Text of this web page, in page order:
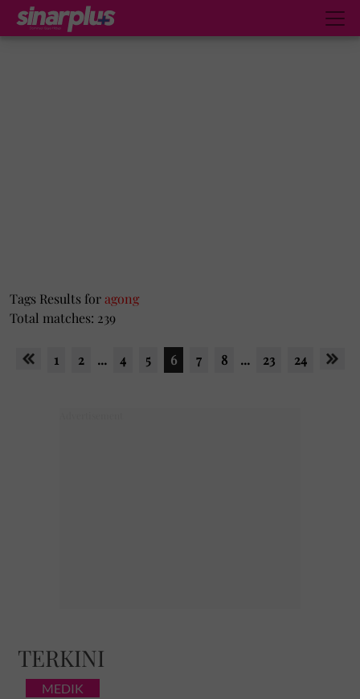
Tags Results foragong
Total matches: 239
1 2 ... 4 5 6 7 8 ... 23 24
TERKINI
MEDIK